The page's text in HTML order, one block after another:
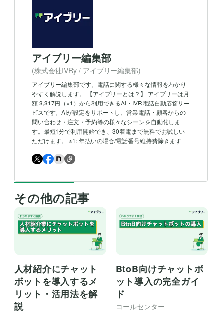
アイブリー編集部
(株式会社IVRy / アイブリー編集部)
アイブリー編集部です。電話に関する様々な情報をわかり
やすく解説します。 【アイブリーとは？】 アイブリーは月
額 3,317円（※1）から利用できるAI・IVR電話自動応答サー
ビスです。AIが設定をサポートし、営業電話・顧客からの
問い合わせ・注文・予約等の様々なシーンを自動化しま
す。最短1分で利用開始でき、30着電まで無料でお試しい
ただけます。 ※1: 年払いの場合/電話番号維持費除きます
その他の記事
人材紹介にチャット
ボットを導入するメ
リット・活用法を解
説
BtoB向けチャットボ
ット導入の完全ガイ
ド
コールセンター